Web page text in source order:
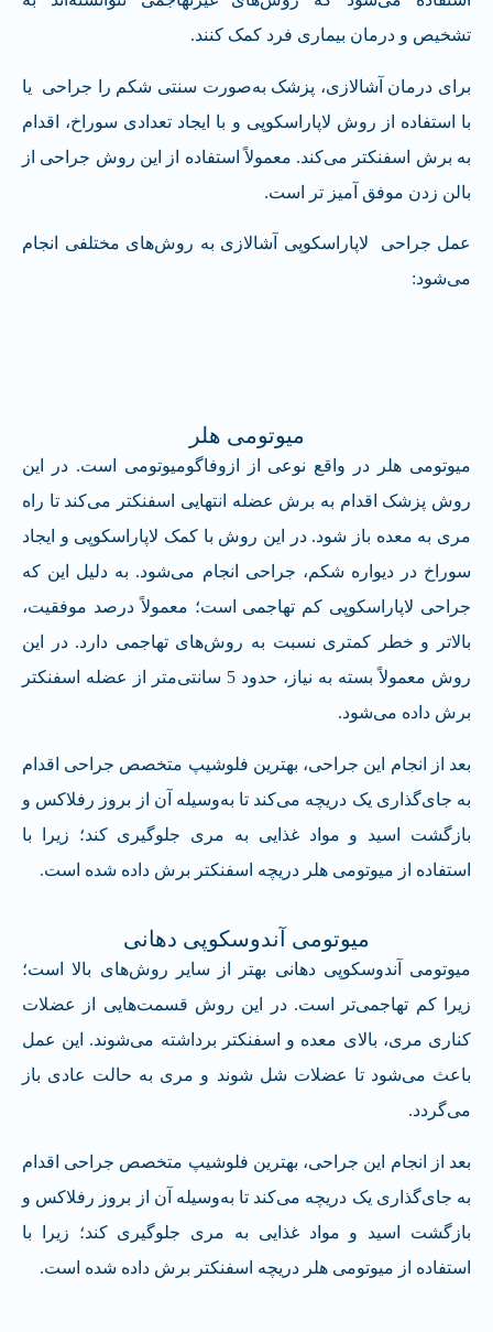
تشخیص و درمان بیماری فرد کمک کنند.
برای درمان آشالازی، پزشک به‌صورت سنتی شکم را جراحی یا
با استفاده از روش لاپاراسکوپی و با ایجاد تعدادی سوراخ، اقدام
به برش اسفنکتر می‌کند. معمولاً استفاده از این روش جراحی از
بالن زدن موفق آمیز تر است.
عمل جراحی لاپاراسکوپی آشالازی به روش‌های مختلفی انجام
می‌شود:
میوتومی آندوسکوپی دهانی
میوتومی آندوسکوپی دهانی بهتر از سایر روش‌های بالا است؛
زیرا کم تهاجمی‌تر است. در این روش قسمت‌هایی از عضلات
کناری مری، بالای معده و اسفنکتر برداشته می‌شوند. این عمل
باعث می‌شود تا عضلات شل شوند و مری به حالت عادی باز
می‌گردد.
بعد از انجام این جراحی، بهترین فلوشیپ متخصص جراحی اقدام
به جای‌گذاری یک دریچه می‌کند تا به‌وسیله آن از بروز رفلاکس و
بازگشت اسید و مواد غذایی به مری جلوگیری کند؛ زیرا با
استفاده از میوتومی هلر دریچه اسفنکتر برش داده شده است.
میوتومی هلر
میوتومی هلر در واقع نوعی از ازوفاگومیوتومی است. در این
روش پزشک اقدام به برش عضله انتهایی اسفنکتر می‌کند تا راه
مری به معده باز شود. در این روش با کمک لاپاراسکوپی و ایجاد
سوراخ در دیواره شکم، جراحی انجام می‌شود. به دلیل این که
جراحی لاپاراسکوپی کم تهاجمی است؛ معمولاً درصد موفقیت،
بالاتر و خطر کمتری نسبت به روش‌های تهاجمی دارد. در این
روش معمولاً بسته به نیاز، حدود 5 سانتی‌متر از عضله اسفنکتر
برش داده می‌شود.
بعد از انجام این جراحی، بهترین فلوشیپ متخصص جراحی اقدام
به جای‌گذاری یک دریچه می‌کند تا به‌وسیله آن از بروز رفلاکس و
بازگشت اسید و مواد غذایی به مری جلوگیری کند؛ زیرا با
استفاده از میوتومی هلر دریچه اسفنکتر برش داده شده است.